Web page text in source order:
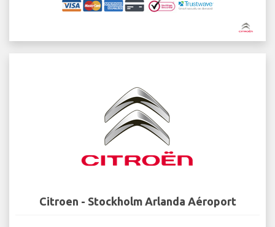
Citroen - Stockholm Arlanda Aéroport